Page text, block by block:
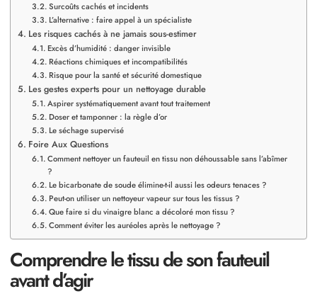
Surcoûts cachés et incidents
L’alternative : faire appel à un spécialiste
Les risques cachés à ne jamais sous-estimer
Excès d’humidité : danger invisible
Réactions chimiques et incompatibilités
Risque pour la santé et sécurité domestique
Les gestes experts pour un nettoyage durable
Aspirer systématiquement avant tout traitement
Doser et tamponner : la règle d’or
Le séchage supervisé
Foire Aux Questions
Comment nettoyer un fauteuil en tissu non déhoussable sans l’abîmer
?
Le bicarbonate de soude élimine-t-il aussi les odeurs tenaces ?
Peut-on utiliser un nettoyeur vapeur sur tous les tissus ?
Que faire si du vinaigre blanc a décoloré mon tissu ?
Comment éviter les auréoles après le nettoyage ?
Comprendre le tissu de son fauteuil
avant d’agir